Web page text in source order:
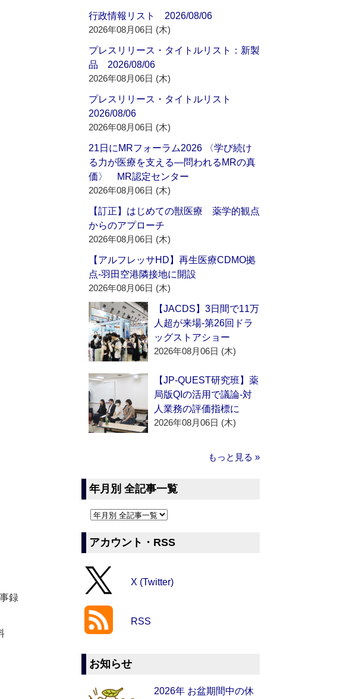
録
行政情報リスト 2026/08/06
2026年08月06日 (木)
プレスリリース・タイトルリスト：新製
品 2026/08/06
2026年08月06日 (木)
プレスリリース・タイトルリスト
2026/08/06
2026年08月06日 (木)
21日にMRフォーラム2026 〈学び続け
る力が医療を支える―問われるMRの真
価〉 MR認定センター
2026年08月06日 (木)
【訂正】はじめての獣医療 薬学的観点
からのアプローチ
2026年08月06日 (木)
【アルフレッサHD】再生医療CDMO拠
点‐羽田空港隣接地に開設
2026年08月06日 (木)
【JACDS】3日間で11万
人超が来場‐第26回ドラ
ッグストアショー
2026年08月06日 (木)
【JP-QUEST研究班】薬
局版QIの活用で議論‐対
人業務の評価指標に
2026年08月06日 (木)
もっと見る »
年月別 全記事一覧
アカウント・RSS
X (Twitter)
RSS
お知らせ
2026年 お盆期間中の休